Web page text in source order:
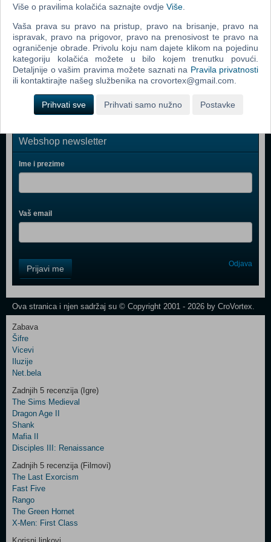
Mitsumi FQ Keyboard Ergonomic KSX-2
PlayStation VR
PlayStation 4 500GB D Chassis Gold Lim.ed.+dodatni
Gold DS4 kont
PlayStation 4 1TB Slim D Chassis Black
Webshop newsletter
Ime i prezime
Vaš email
Field
One
Newsletter
Control
Field
Two
Newsletter
Control
Field
Three
Newsletter
Prijavi me Odjava
Ova stranica i njen sadržaj su © Copyright 2001 - 2026 by CroVortex.
Zabava
Šifre
Vicevi
Iluzije
Net.bela
Zadnjih 5 recenzija (Igre)
The Sims Medieval
Dragon Age II
Shank
Mafia II
Disciples III: Renaissance
Zadnjih 5 recenzija (Filmovi)
The Last Exorcism
Fast Five
Rango
The Green Hornet
X-Men: First Class
Više o pravilima kolačića saznajte ovdje Više
Vaša prava su pravo na pristup, pravo na brisanje, pravo na
ispravak, pravo na prigovor, pravo na prenosivost te pravo na
ograničenje obrade. Privolu koju nam dajete klikom na pojedinu
kategoriju kolačića možete u bilo kojem trenutku povući.
Detaljnije o vašim pravima možete saznati na Pravila privatnosti
ili kontaktirajte našeg službenika na crovortex@gmail.com.
Prihvati sve Prihvati samo nužno Postavke